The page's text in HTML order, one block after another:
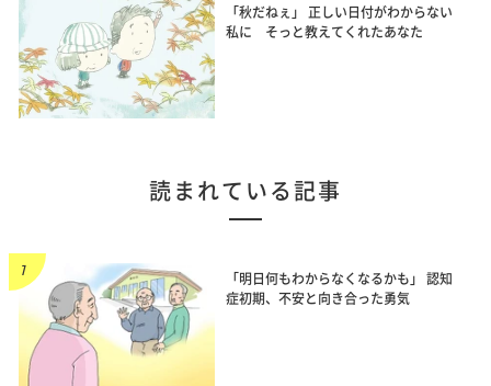
「秋だねぇ」 正しい日付がわからない
私に そっと教えてくれたあなた
読まれている記事
「明日何もわからなくなるかも」 認知
症初期、不安と向き合った勇気